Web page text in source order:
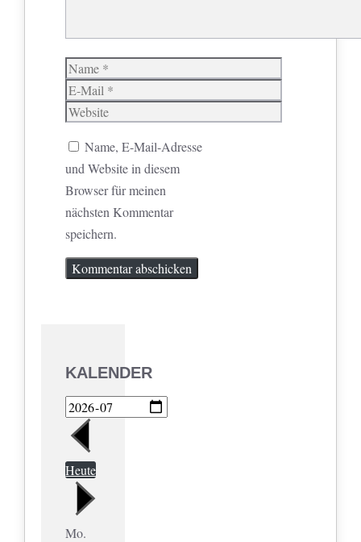
Name
E-
Mail
Website
Name, E-Mail-Adresse
und Website in diesem
Browser für meinen
nächsten Kommentar
speichern.
KALENDER
Heute
Mo.